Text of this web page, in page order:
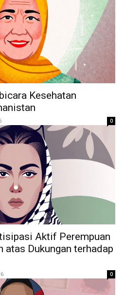
Kesehatan
0
Aktif Perempuan
atas Dukungan terhadap
0